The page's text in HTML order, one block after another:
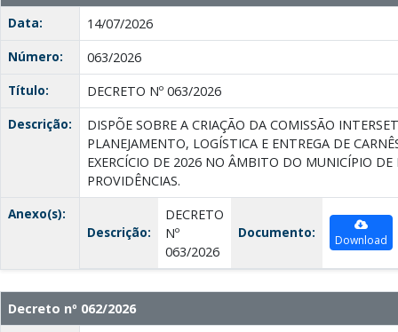
Data:
14/07/2026
Número:
063/2026
Título:
DECRETO Nº 063/2026
Descrição:
DISPÕE SOBRE A CRIAÇÃO DA COMISSÃO
PLANEJAMENTO, LOGÍSTICA E ENTREGA DE
EXERCÍCIO DE 2026 NO ÂMBITO DO MUNICÍPIO DE
PROVIDÊNCIAS.
Anexo(s):
Descrição:
DECRETO
Nº
063/2026
Documento: Download
Decreto nº 062/2026